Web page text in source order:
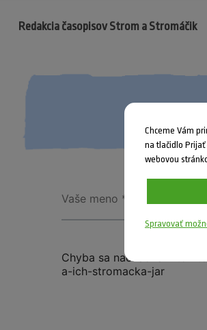
Redakcia časopisov Strom a Stromáčik
Chceme Vám
na tlačidlo
webovou
Spravovať